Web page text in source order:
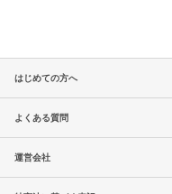
はじめての方へ
よくある質問
運営会社